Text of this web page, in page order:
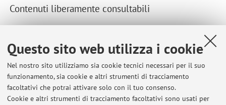
Questo sito web utilizza i cookie
Nel nostro sito utilizziamo sia cookie tecnici necessari per il suo
funzionamento, sia cookie e altri strumenti di tracciamento
facoltativi che potrai attivare solo con il tuo consenso.
Cookie e altri strumenti di tracciamento facoltativi sono usati per
Contenuti liberamente consultabili
Ultima modifica: 15 marzo 2024
Esercizio Pomeriggio
Ultima modifica: 15 marzo 2024
Esercizio Mattino